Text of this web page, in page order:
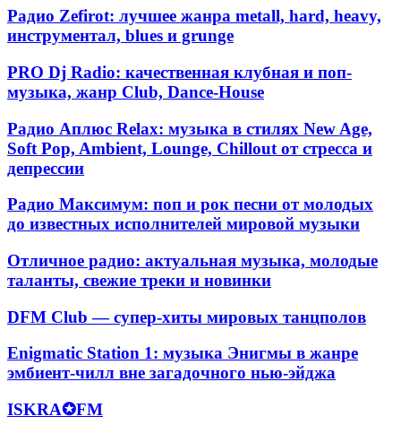
электроникой
и
трип-
—
это
молодежная
музыка
Радио
Zefirot:
лучшее
metall,
hard,
инструментал,
blues
и
grunge
Радио Zefirot: лучшее жанра metall, hard, heavy,
инструментал, blues и grunge
PRO
Radio:
клубная
и
поп-
музыка,
жанр
Club,
Dance-
PRO Dj Radio: качественная клубная и поп-
музыка, жанр Club, Dance-House
Радио
Аплюс
Relax:
музыка
стилях
New
Soft
Pop,
Ambient,
Chillout
стресса
и
депрессии
Радио Аплюс Relax: музыка в стилях New Age,
Soft Pop, Ambient, Lounge, Chillout от стресса и
депрессии
Радио
Максимум:
поп
рок
песни
молодых
известных
исполнителей
мировой
Радио Максимум: поп и рок песни от молодых
до известных исполнителей мировой музыки
Отличное
актуальная
молодые
свежие
треки
новинки
Отличное радио: актуальная музыка, молодые
таланты, свежие треки и новинки
DFM
—
супер-
хиты
танцполов
DFM Club — супер-хиты мировых танцполов
Enigmatic
Station
1:
Энигмы
Enigmatic Station 1: музыка Энигмы в жанре
эмбиент-чилл вне загадочного нью-эйджа
ISKRA✪FM
ISKRA✪FM